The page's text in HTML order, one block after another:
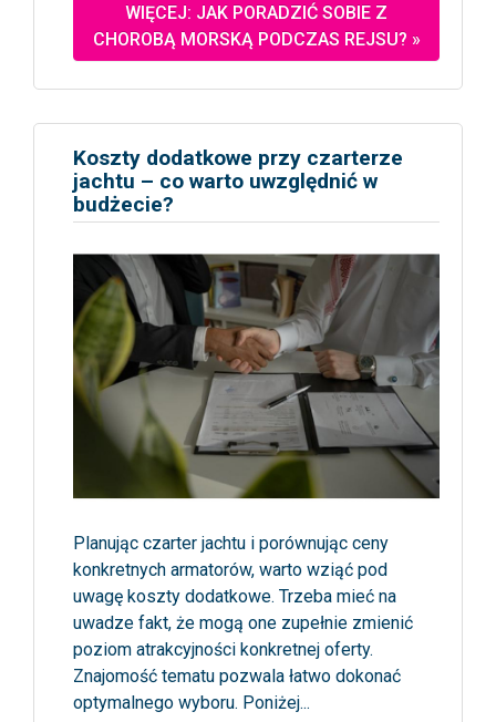
WIĘCEJ: JAK PORADZIĆ SOBIE Z
CHOROBĄ MORSKĄ PODCZAS REJSU? »
Koszty dodatkowe przy czarterze
jachtu – co warto uwzględnić w
budżecie?
Planując czarter jachtu i porównując ceny
konkretnych armatorów, warto wziąć pod
uwagę koszty dodatkowe. Trzeba mieć na
uwadze fakt, że mogą one zupełnie zmienić
poziom atrakcyjności konkretnej oferty.
Znajomość tematu pozwala łatwo dokonać
optymalnego wyboru. Poniżej...